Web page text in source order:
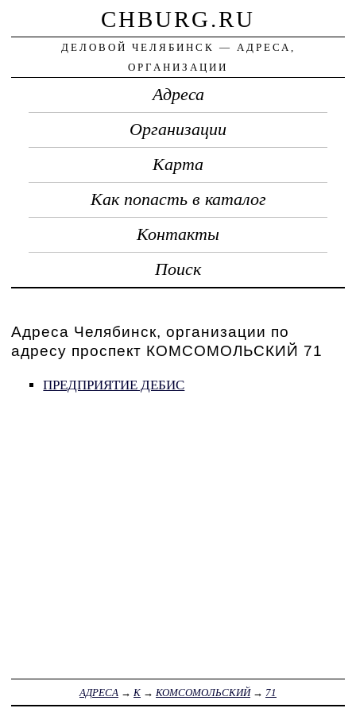
CHBURG.RU
ДЕЛОВОЙ ЧЕЛЯБИНСК — АДРЕСА,
ОРГАНИЗАЦИИ
Адреса
Организации
Карта
Как попасть в каталог
Контакты
Поиск
Адреса Челябинск, организации по
адресу проспект КОМСОМОЛЬСКИЙ 71
ПРЕДПРИЯТИЕ ДЕБИС
АДРЕСА → К → КОМСОМОЛЬСКИЙ→ 71